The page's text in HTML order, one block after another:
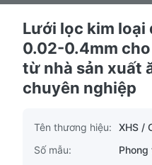
Lưới lọc kim loại
0.02-0.4mm
từ nhà sản xuất
chuyên nghiệp
Tên thương hiệu:
XHS /
Số mẫu:
Phong